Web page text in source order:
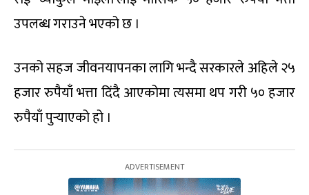
उपलब्ध गराउने भएको छ ।
उनको सहज जीवनयापनका लागि भन्दै सरकारले अहिले २५
हजार रुपैयाँ भत्ता दिंदै आएकोमा त्यसमा थप गरी ५० हजार
रुपैयाँ पुर्‍याएको हो ।